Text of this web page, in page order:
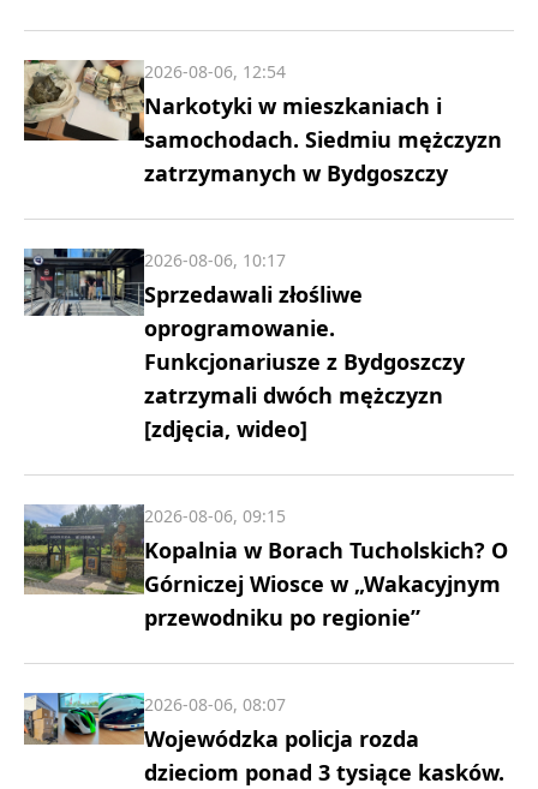
Narkotyki w mieszkaniach i
samochodach. Siedmiu mężczyzn
zatrzymanych w Bydgoszczy
2026-08-06, 12:54
Sprzedawali złośliwe
oprogramowanie.
Funkcjonariusze z Bydgoszczy
zatrzymali dwóch mężczyzn
[zdjęcia, wideo]
2026-08-06, 10:17
Kopalnia w Borach Tucholskich? O
Górniczej Wiosce w „Wakacyjnym
przewodniku po regionie”
2026-08-06, 09:15
Wojewódzka policja rozda
dzieciom ponad 3 tysiące kasków.
2026-08-06, 08:07